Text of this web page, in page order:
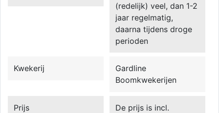
(redelijk) veel, dan 1-2
jaar regelmatig,
daarna tijdens droge
perioden
Kwekerij
Gardline
Boomkwekerijen
Prijs
De prijs is incl.